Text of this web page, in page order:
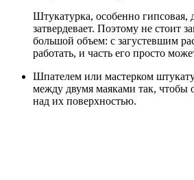
Штукатурка, особенно гипсовая,
затвердевает. Поэтому не стоит
большой объем: с загустевшим
работать, и часть его просто
Шпателем или мастерком
между двумя маяками так, чтобы
над их поверхностью.